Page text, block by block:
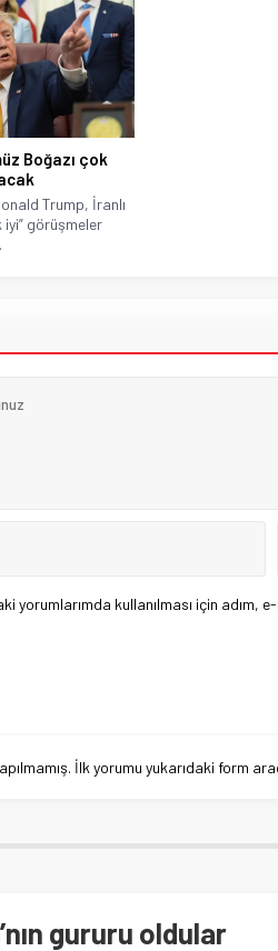
Boğazı çok
Trump, İranlı
iyi” görüşmeler
yorumlarımda kullanılması için adım,
İlk yorumu yukarıdaki form
gururu oldular